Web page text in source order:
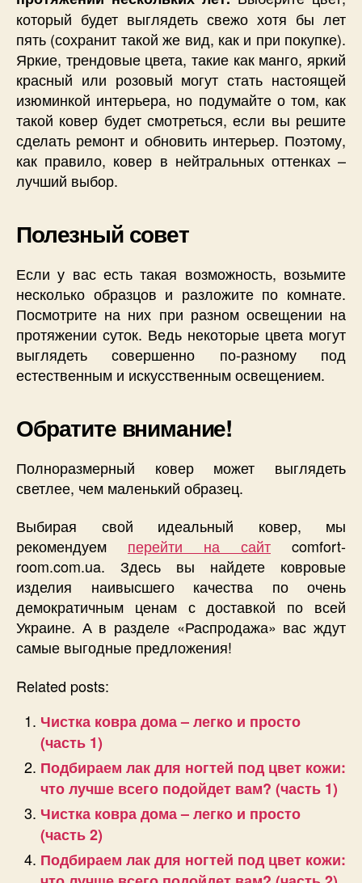
который будет выглядеть свежо хотя бы лет
пять (сохранит такой же вид, как и при покупке).
Яркие, трендовые цвета, такие как манго, яркий
красный или розовый могут стать настоящей
изюминкой интерьера, но подумайте о том, как
такой ковер будет смотреться, если вы решите
сделать ремонт и обновить интерьер. Поэтому,
как правило, ковер в нейтральных оттенках –
лучший выбор.
Полезный совет
Если у вас есть такая возможность, возьмите
несколько образцов и разложите по комнате.
Посмотрите на них при разном освещении на
протяжении суток. Ведь некоторые цвета могут
выглядеть совершенно по-разному под
естественным и искусственным освещением.
Обратите внимание!
Полноразмерный ковер может выглядеть
светлее, чем маленький образец.
Выбирая свой идеальный ковер, мы
рекомендуем перейти на сайт comfort-
room.com.ua. Здесь вы найдете ковровые
изделия наивысшего качества по очень
демократичным ценам с доставкой по всей
Украине. А в разделе «Распродажа» вас ждут
самые выгодные предложения!
Related posts:
Чистка ковра дома – легко и просто
(часть 1)
Подбираем лак для ногтей под цвет кожи:
что лучше всего подойдет вам? (часть 1)
Чистка ковра дома – легко и просто
(часть 2)
Подбираем лак для ногтей под цвет кожи: